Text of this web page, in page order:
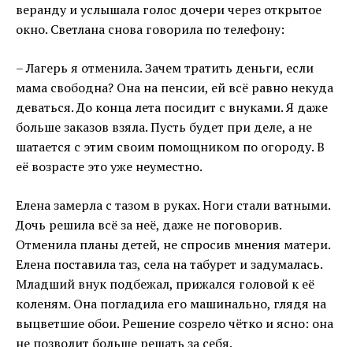
веранду и услышала голос дочери через открытое
окно. Светлана снова говорила по телефону:
– Лагерь я отменила. Зачем тратить деньги, если
мама свободна? Она на пенсии, ей всё равно некуда
деваться. До конца лета посидит с внуками. Я даже
больше заказов взяла. Пусть будет при деле, а не
шатается с этим своим помощником по огороду. В
её возрасте это уже неуместно.
Елена замерла с тазом в руках. Ноги стали ватными.
Дочь решила всё за неё, даже не поговорив.
Отменила планы детей, не спросив мнения матери.
Елена поставила таз, села на табурет и задумалась.
Младший внук подбежал, прижался головой к её
коленям. Она погладила его машинально, глядя на
выцветшие обои. Решение созрело чётко и ясно: она
не позволит больше решать за себя.